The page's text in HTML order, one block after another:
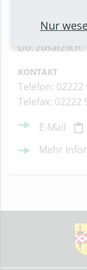
Mo.–Fr.:
Do. zusätzlich:
KONTAKT
Telefon: 02222
Telefax: 02222
E-Mail
Mehr
Nur